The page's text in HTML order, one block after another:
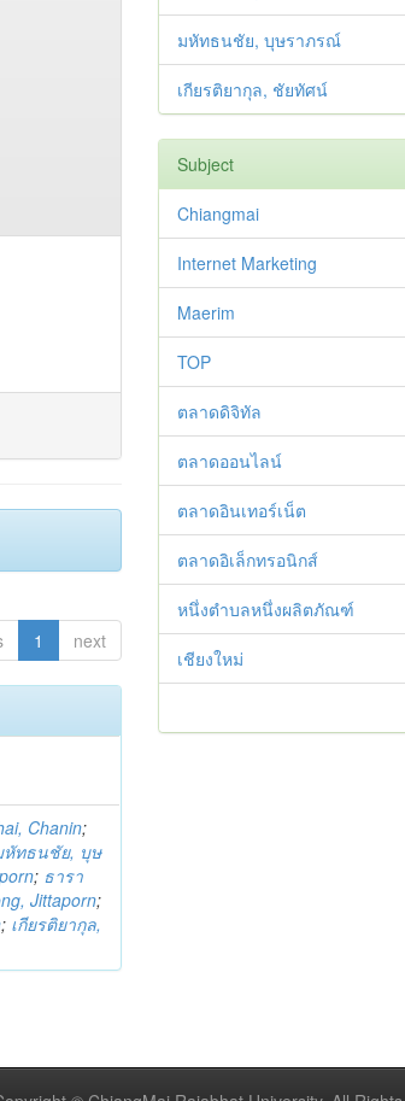
1 next
Chanin;
หัทธนชัย, บุษ
; ธารา
Jittaporn;
; เกียรติยากุล,
มหัทธนชัย, บุษราภรณ์
เกียรติยากุล, ชัยทัศน์
Subject
Chiangmai
Internet Marketing
Maerim
TOP
ตลาดดิจิทัล
ตลาดออนไลน์
ตลาดอินเทอร์เน็ต
ตลาดอิเล็กทรอนิกส์
หนึ่งตำบลหนึ่งผลิตภัณฑ์
เชียงใหม่